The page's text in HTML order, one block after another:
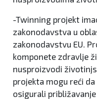
-Twinning projekt
zakonodavstva u
zakonodavstvu EU.
komponete zdravlje
nusproizvodi
projekta mogu reći
osigurali približavanje